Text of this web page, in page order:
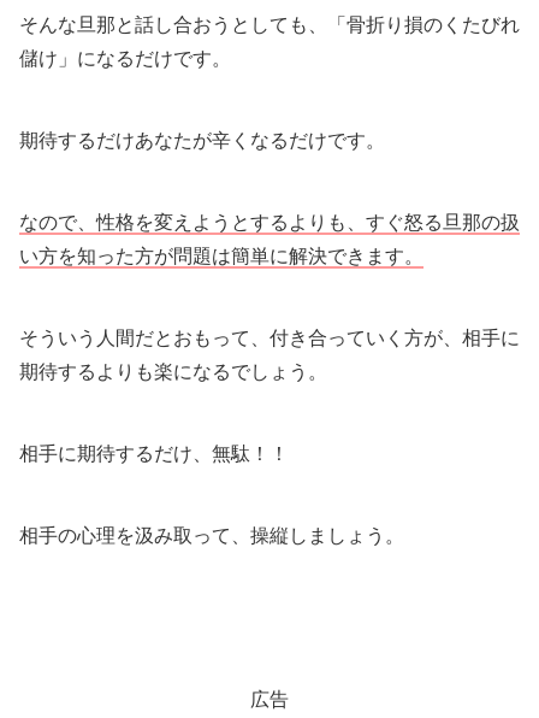
そんな旦那と話し合おうとしても、「骨折り損のくたびれ
儲け」になるだけです。
期待するだけあなたが辛くなるだけです。
なので、性格を変えようとするよりも、すぐ怒る旦那の扱
い方を知った方が問題は簡単に解決できます。
そういう人間だとおもって、付き合っていく方が、相手に
期待するよりも楽になるでしょう。
相手に期待するだけ、無駄！！
相手の心理を汲み取って、操縦しましょう。
広告